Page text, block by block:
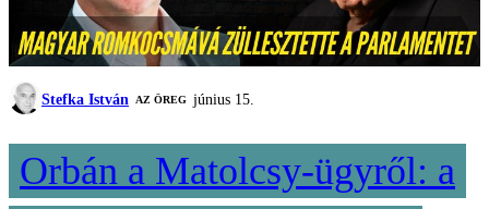
Stefka István AZ ÖREG június 15.
Orbán a Matolcsy-ügyről: a